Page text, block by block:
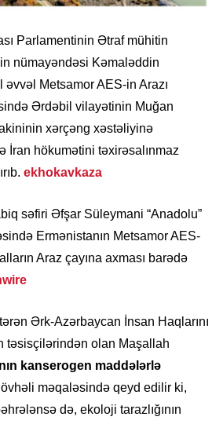
Parlamentinin Ətraf mühitin
nümayəndəsi Kəmaləddin
Metsamor AES-in Arazı
Ərdəbil vilayətinin Muğan
xərçəng xəstəliyinə
İran hökumətini təxirəsalınmaz
ekhokavkaza
səfiri Əfşar Süleymani “Anadolu”
Ermənistanın Metsamor AES-
Araz çayına axması barədə
Ərk-Azərbaycan İnsan Haqlarını
təsisçilərindən olan Maşallah
kanserogen maddələrlə
məqaləsində qeyd edilir ki,
də, ekoloji tarazlığının